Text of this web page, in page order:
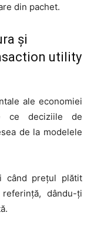
din pachet.
și
utility
ale economiei
ce deciziile de
de la modelele
când prețul plătit
dându-ți